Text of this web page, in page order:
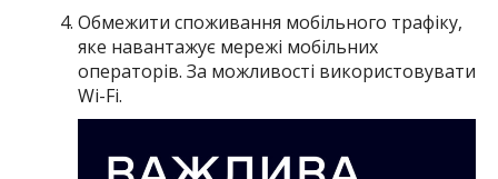
Обмежити споживання мобільного трафіку,
яке навантажує мережі мобільних
операторів. За можливості використовувати
Wi-Fi.